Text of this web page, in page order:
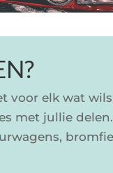
voor elk wat
met jullie